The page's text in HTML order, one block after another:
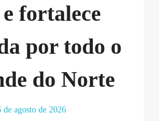
fortalece
por todo o
do Norte
de agosto de 2026